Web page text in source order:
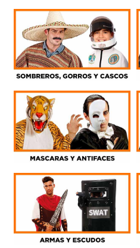
DISFRACES
COMPLEMENTOS
FIESTA Y DECORACIÓN
PIROTECNIA
DEPORTE Y OCIO
DANZA Y BAILE